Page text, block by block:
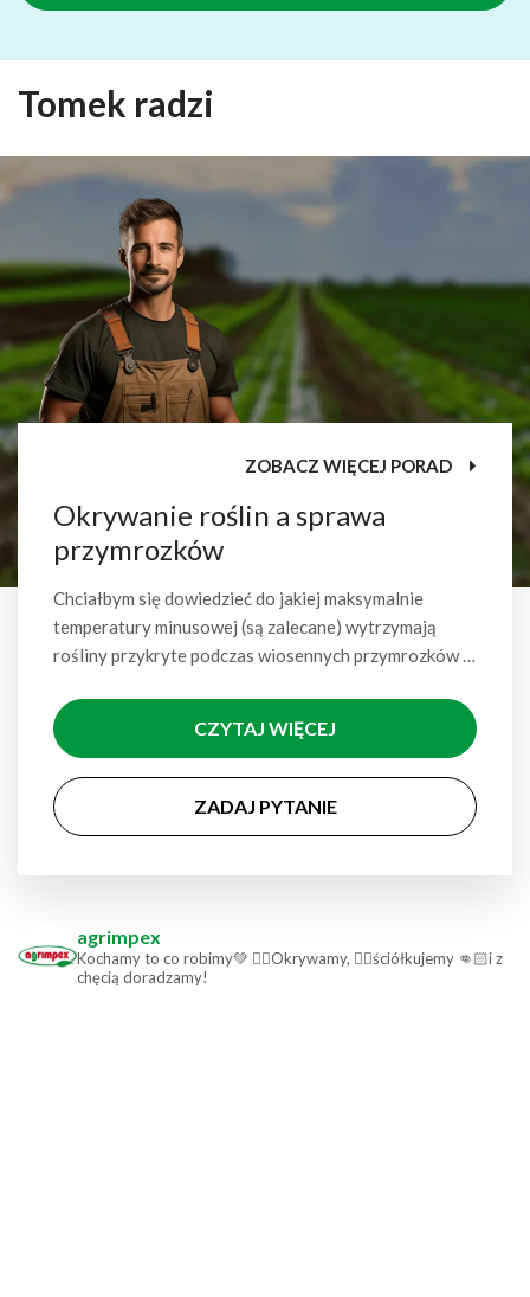
Tomek radzi
ZOBACZ WIĘCEJ PORAD
Okrywanie roślin a sprawa
przymrozków
Chciałbym się dowiedzieć do jakiej maksymalnie
temperatury minusowej (są zalecane) wytrzymają
rośliny przykryte podczas wiosennych przymrozków …
CZYTAJ WIĘCEJ
ZADAJ PYTANIE
agrimpex
Kochamy to co robimy💚 👉🏻Okrywamy, 👉🏻ściółkujemy 👊🏻i z
chęcią doradzamy!